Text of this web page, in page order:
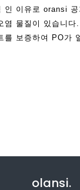
이유로 oransi
물질이 있습니
보증하여 PO가
olansi.